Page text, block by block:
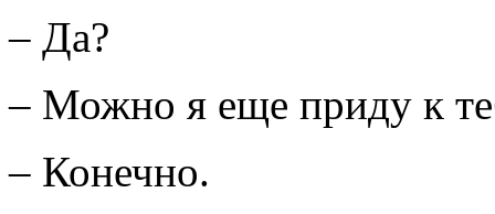
– Да?
– Можно я еще приду к
– Конечно.